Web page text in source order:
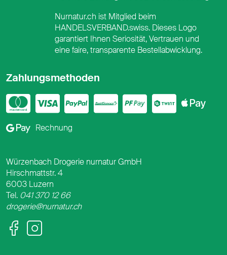
Zahlungsmethoden
Mastercard
VisaPayPal
PostFinance
Twint
Google Pay
Rechnung
Nurnatur.ch ist Mitglied beim
HANDELSVERBAND.swiss. Dieses Logo
garantiert Ihnen Seriosität, Vertrauen und
eine faire, transparente Bestellabwicklung.
Facebook
Instagram
Würzenbach Drogerie nurnatur GmbH
Hirschmattstr. 4
6003 Luzern
Tel. 041 370 12 66
drogerie@nurnatur.ch